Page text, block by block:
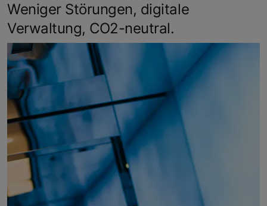
Weniger Störungen, digitale
Verwaltung, CO2-neutral.